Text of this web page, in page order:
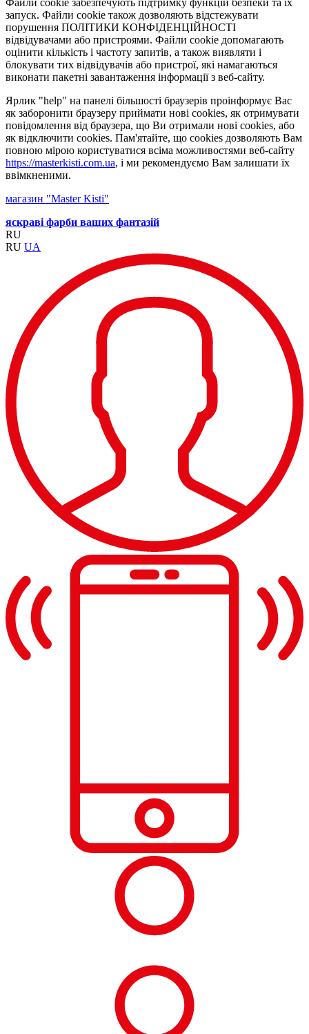
Файли cookie забезпечують підтримку функцій безпеки та їх
запуск. Файли cookie також дозволяють відстежувати
порушення ПОЛІТИКИ КОНФІДЕНЦІЙНОСТІ
відвідувачами або пристроями. Файли cookie допомагають
оцінити кількість і частоту запитів, а також виявляти і
блокувати тих відвідувачів або пристрої, які намагаються
виконати пакетні завантаження інформації з веб-сайту.
Ярлик "help" на панелі більшості браузерів проінформує Вас
як заборонити браузеру приймати нові cookies, як отримувати
повідомлення від браузера, що Ви отримали нові cookies, або
як відключити cookies. Пам'ятайте, що cookies дозволяють Вам
повною мірою користуватися всіма можливостями веб-сайту
https://masterkisti.com.ua, і ми рекомендуємо Вам залишати їх
ввімкненими.
магазин "Master Kisti"
яскраві фарби ваших фантазій
RU
RU UA